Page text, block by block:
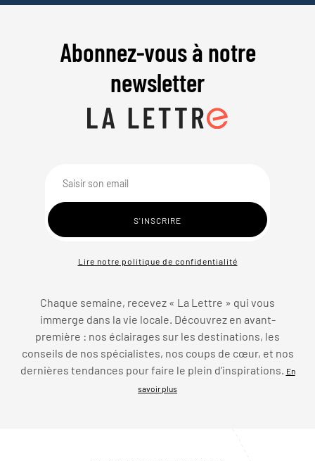
Abonnez-vous à notre
newsletter
Lire notre politique de confidentialité
Chaque semaine, recevez « La Lettre » qui vous
immerge dans la vie locale. Découvrez en avant-
première : nos éclairages sur les destinations, les
conseils de nos spécialistes, nos coups de cœur, et nos
dernières tendances pour faire le plein d’inspirations.
En
savoir plus